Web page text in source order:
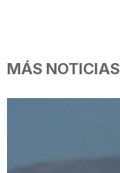
MÁS NOTICIAS